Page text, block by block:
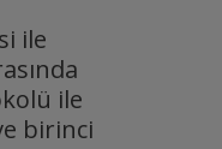
ile
ile
birinci